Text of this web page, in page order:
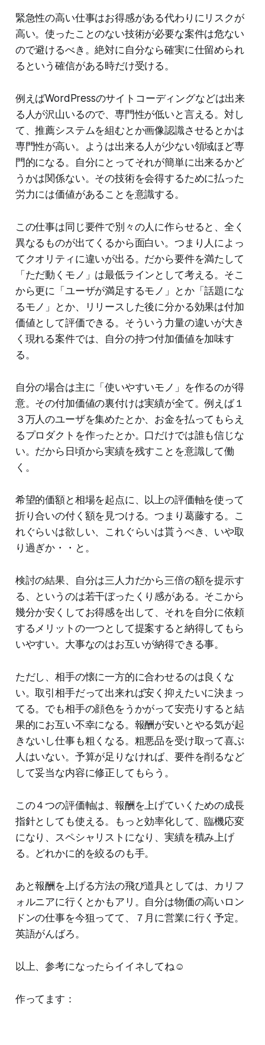
緊急性の高い仕事はお得感がある代わりにリスクが
高い。使ったことのない技術が必要な案件は危ない
ので避けるべき。絶対に自分なら確実に仕留められ
るという確信がある時だけ受ける。
例えばWordPressのサイトコーディングなどは出来
る人が沢山いるので、専門性が低いと言える。対し
て、推薦システムを組むとか画像認識させるとかは
専門性が高い。ようは出来る人が少ない領域ほど専
門的になる。自分にとってそれが簡単に出来るかど
うかは関係ない。その技術を会得するために払った
労力には価値があることを意識する。
この仕事は同じ要件で別々の人に作らせると、全く
異なるものが出てくるから面白い。つまり人によっ
てクオリティに違いが出る。だから要件を満たして
「ただ動くモノ」は最低ラインとして考える。そこ
から更に「ユーザが満足するモノ」とか「話題にな
るモノ」とか、リリースした後に分かる効果は付加
価値として評価できる。そういう力量の違いが大き
く現れる案件では、自分の持つ付加価値を加味す
る。
自分の場合は主に「使いやすいモノ」を作るのが得
意。その付加価値の裏付けは実績が全て。例えば１
３万人のユーザを集めたとか、お金を払ってもらえ
るプロダクトを作ったとか。口だけでは誰も信じな
い。だから日頃から実績を残すことを意識して働
く。
希望的価額と相場を起点に、以上の評価軸を使って
折り合いの付く額を見つける。つまり葛藤する。こ
れぐらいは欲しい、これぐらいは貰うべき、いや取
り過ぎか・・と。
検討の結果、自分は三人力だから三倍の額を提示す
る、というのは若干ぼったくり感がある。そこから
幾分か安くしてお得感を出して、それを自分に依頼
するメリットの一つとして提案すると納得してもら
いやすい。大事なのはお互いが納得できる事。
ただし、相手の懐に一方的に合わせるのは良くな
い。取引相手だって出来れば安く抑えたいに決まっ
てる。でも相手の顔色をうかがって安売りすると結
果的にお互い不幸になる。報酬が安いとやる気が起
きないし仕事も粗くなる。粗悪品を受け取って喜ぶ
人はいない。予算が足りなければ、要件を削るなど
して妥当な内容に修正してもらう。
この４つの評価軸は、報酬を上げていくための成長
指針としても使える。もっと効率化して、臨機応変
になり、スペシャリストになり、実績を積み上げ
る。どれかに的を絞るのも手。
あと報酬を上げる方法の飛び道具としては、カリフ
ォルニアに行くとかもアリ。自分は物価の高いロン
ドンの仕事を今狙ってて、７月に営業に行く予定。
英語がんばろ。
以上、参考になったらイイネしてね☺️
作ってます：